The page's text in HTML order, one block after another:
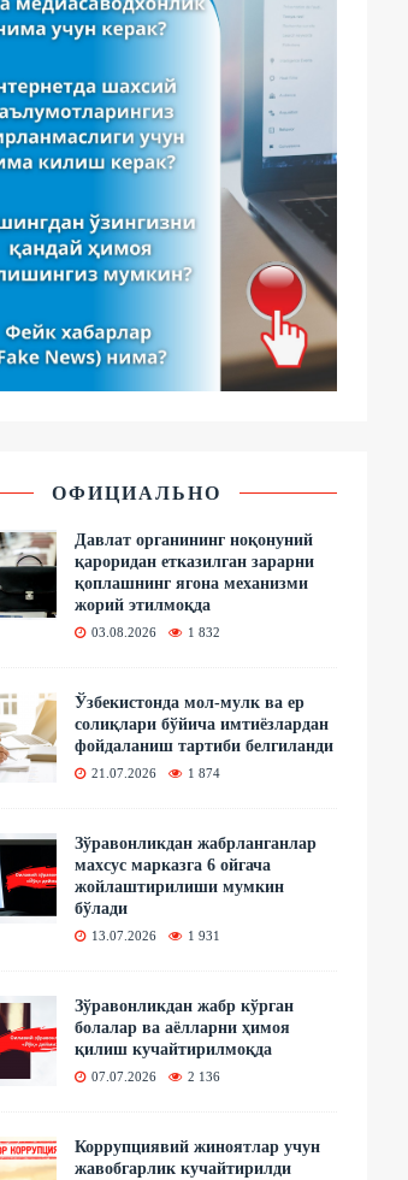
ОФИЦИАЛЬНО
Давлат органининг ноқонуний
қароридан етказилган зарарни
қоплашнинг ягона механизми
жорий этилмоқда
03.08.2026 1 832
Ўзбекистонда мол-мулк ва ер
солиқлари бўйича имтиёзлардан
фойдаланиш тартиби белгиланди
21.07.2026 1 874
Зўравонликдан жабрланганлар
махсус марказга 6 ойгача
жойлаштирилиши мумкин
бўлади
13.07.2026 1 931
Зўравонликдан жабр кўрган
болалар ва аёлларни ҳимоя
қилиш кучайтирилмоқда
07.07.2026 2 136
Коррупциявий жиноятлар учун
жавобгарлик кучайтирилди